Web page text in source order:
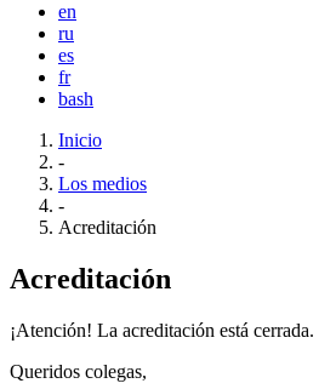
en
ru
es
fr
bash
Inicio
-
Los medios
-
Acreditación
Acreditación
¡Atención! La acreditación está cerrada.
Queridos colegas,